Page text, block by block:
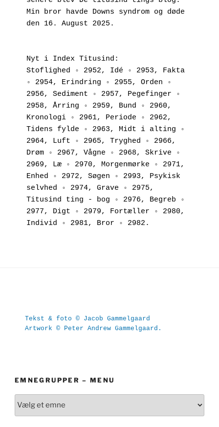
Min bror havde Downs syndrom og døde
den 16. August 2025.
Nyt i Index Titusind:
Stoflighed ◦ 2952, Idé ◦ 2953, Fakta
◦ 2954, Erindring ◦ 2955, Orden ◦
2956, Sediment ◦ 2957, Pegefinger ◦
2958, Årring ◦ 2959, Bund ◦ 2960,
Kronologi ◦ 2961, Periode ◦ 2962,
Tidens fylde ◦ 2963, Midt i alting ◦
2964, Luft ◦ 2965, Tryghed ◦ 2966,
Drøm ◦ 2967, Vågne ◦ 2968, Skrive ◦
2969, Læ ◦ 2970, Morgenmørke ◦ 2971,
Enhed ◦ 2972, Søgen ◦ 2993, Psykisk
selvhed ◦ 2974, Grave ◦ 2975,
Titusind ting - bog ◦ 2976, Begreb ◦
2977, Digt ◦ 2979, Fortæller ◦ 2980,
Individ ◦ 2981, Bror ◦ 2982.
Tekst & foto © Jacob Gammelgaard
Artwork © Peter Andrew Gammelgaard.
EMNEGRUPPER – MENU